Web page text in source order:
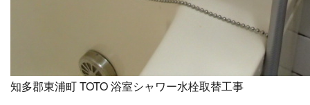
知多郡東浦町 TOTO 浴室シャワー水栓取替工事